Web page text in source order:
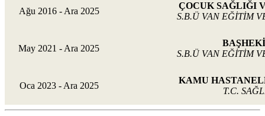
Ağu 2016 - Ara 2025
ÇOCUK SAĞLIĞI
S.B.Ü VAN EĞİTİM
May 2021 - Ara 2025
S.B.Ü VAN EĞİTİM
Oca 2023 - Ara 2025
KAMU
T.C.